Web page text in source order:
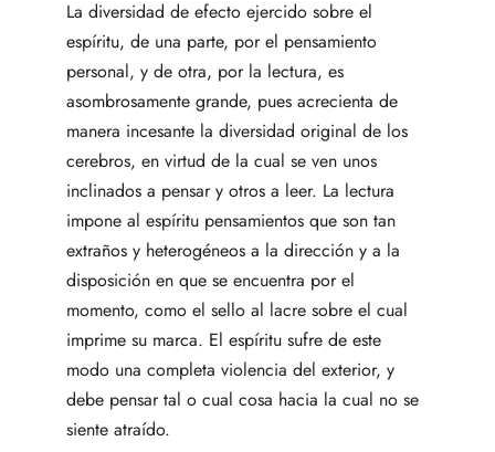
La diversidad de efecto ejercido sobre el
espíritu, de una parte, por el pensamiento
personal, y de otra, por la lectura, es
asombrosamente grande, pues acrecienta de
manera incesante la diversidad original de los
cerebros, en virtud de la cual se ven unos
inclinados a pensar y otros a leer. La lectura
impone al espíritu pensamientos que son tan
extraños y heterogéneos a la dirección y a la
disposición en que se encuentra por el
momento, como el sello al lacre sobre el cual
imprime su marca. El espíritu sufre de este
modo una completa violencia del exterior, y
debe pensar tal o cual cosa hacia la cual no se
siente atraído.